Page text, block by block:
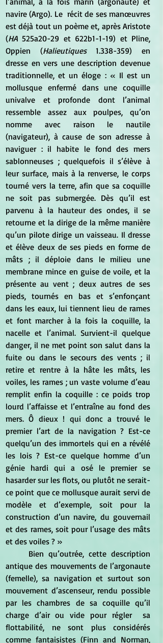
navire (Argo). Le  récit de ses manœuvres
est déjà tout un poème et, après Aristote
(HA 525a20-29 et 622b1-1-19) et Pline,
Oppien (Halieutiques 1.338-359) en
dresse en vers une description devenue
traditionnelle, et un éloge : « Il est un
mollusque enfermé dans une coquille
univalve et profonde dont l’animal
ressemble assez aux poulpes, qu’on
nomme avec raison le nautile
(navigateur), à cause de son adresse à
naviguer : il habite le fond des mers
sablonneuses ; quelquefois il s’élève à
leur surface, mais à la renverse, le corps
tourné vers la terre, afin que sa coquille
ne soit pas submergée. Dès qu’il est
parvenu à la hauteur des ondes, il se
retourne et la dirige de la même manière
qu’un pilote dirige un vaisseau. Il dresse
et élève deux de ses pieds en forme de
mâts ; il déploie dans le milieu une
membrane mince en guise de voile, et la
présente au vent ; deux autres de ses
pieds, tournés en bas et s’enfonçant
dans les eaux, lui tiennent lieu de rames
et font marcher à la fois la coquille, la
nacelle et l’animal. Survient-il quelque
danger, il ne met point son salut dans la
fuite ou dans le secours des vents ; il
retire et rentre à la hâte les mâts, les
voiles, les rames ; un vaste volume d’eau
remplit enfin la coquille : ce poids trop
lourd l’affaisse et l’entraîne au fond des
mers. Ô dieux ! qui donc a trouvé le
premier l’art de la navigation ? Est-ce
quelqu’un des immortels qui en a révélé
les lois ? Est-ce quelque homme d’un
génie hardi qui a osé le premier se
hasarder sur les flots, ou plutôt ne serait-
ce point que ce mollusque aurait servi de
modèle et d’exemple, soit pour la
construction d’un navire, du gouvernail
et des rames, soit pour l’usage des mâts
et des voiles ? »
antique des mouvements de l’argonaute
(femelle), sa navigation et surtout son
mouvement d’ascenseur, rendu possible
par les chambres de sa coquille qu’il
charge d’air ou vide pour régler  sa
flottabilité, ne sont plus considérés
comme fantaisistes (Finn and Norman,